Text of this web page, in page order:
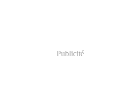
Publicité